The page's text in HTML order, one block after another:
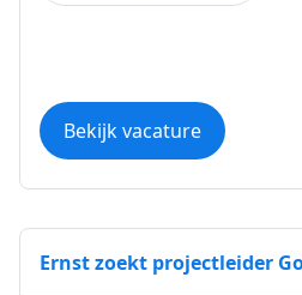
Bekijk vacature
Ernst zoekt projectleider